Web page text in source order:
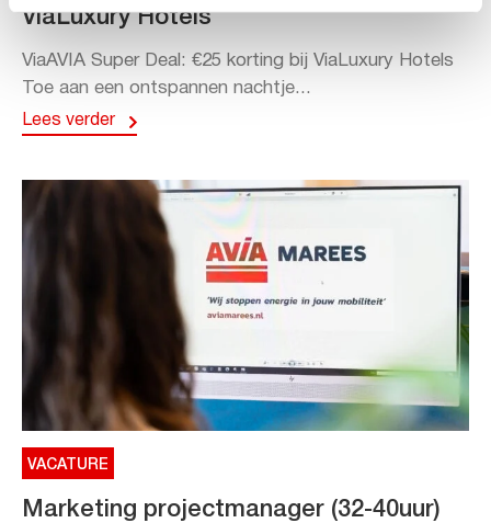
ViaLuxury Hotels
ViaAVIA Super Deal: €25 korting bij ViaLuxury Hotels
Toe aan een ontspannen nachtje...
Lees verder
VACATURE
Marketing projectmanager (32-40uur)